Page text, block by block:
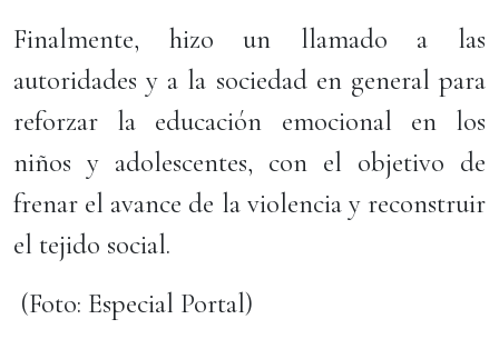
Finalmente, hizo un llamado a las
autoridades y a la sociedad en general para
reforzar la educación emocional en los
niños y adolescentes, con el objetivo de
frenar el avance de la violencia y reconstruir
el tejido social.
(Foto: Especial Portal)